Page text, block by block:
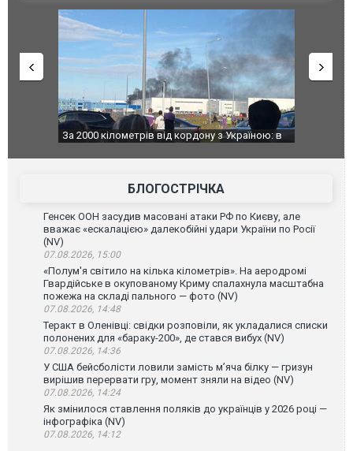
За 2000 кілометрів від кордону з Україною: в
склад Wildberries. ФОТО. ВІДЕО
В
БЛОГОСТРІЧКА
Генсек ООН засудив масовані атаки РФ по Києву, але
вважає «ескалацією» далекобійні удари України по Росії
(NV)
07.08.2026, 15:00
«Полум'я світило на кілька кілометрів». На аеродромі
Гвардійське в окупованому Криму спалахнула масштабна
пожежа на складі пального — фото (NV)
07.08.2026, 14:48
Теракт в Оленівці: свідки розповіли, як укладалися списки
полонених для «бараку-200», де стався вибух (NV)
07.08.2026, 14:36
У США бейсболісти ловили замість м’яча білку — гризун
вирішив перервати гру, момент зняли на відео (NV)
07.08.2026, 14:24
Як змінилося ставлення поляків до українців у 2026 році —
інфографіка (NV)
07.08.2026, 14:12